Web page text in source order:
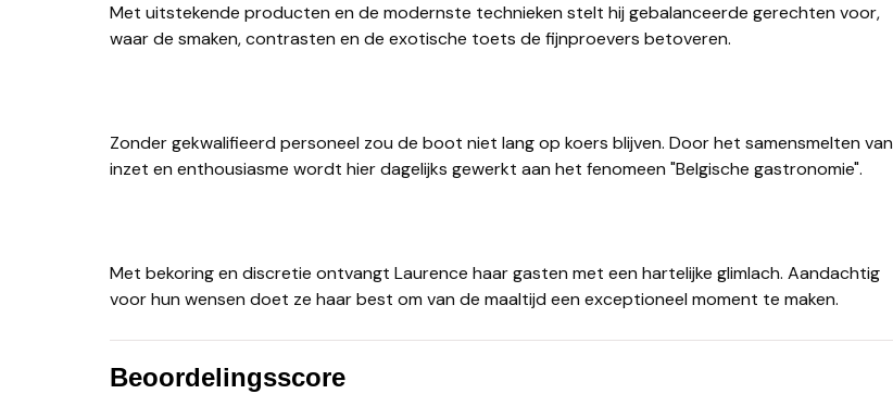
Met uitstekende producten en de modernste technieken stelt hij gebalanceerde gerechten voor,
waar de smaken, contrasten en de exotische toets de fijnproevers betoveren.
Zonder gekwalifieerd personeel zou de boot niet lang op koers blijven. Door het samensmelten van
inzet en enthousiasme wordt hier dagelijks gewerkt aan het fenomeen "Belgische gastronomie".
Met bekoring en discretie ontvangt Laurence haar gasten met een hartelijke glimlach. Aandachtig
voor hun wensen doet ze haar best om van de maaltijd een exceptioneel moment te maken.
Beoordelingsscore